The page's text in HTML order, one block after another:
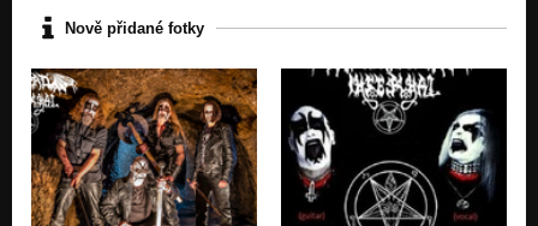
Nově přidané fotky